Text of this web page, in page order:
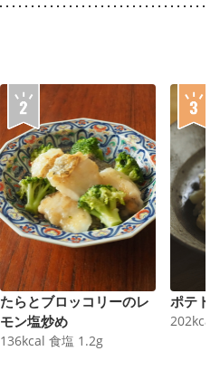
たらとブロッコリーのレ
モン塩炒め
136kcal 食塩 1.2g
ポテト
202kcal